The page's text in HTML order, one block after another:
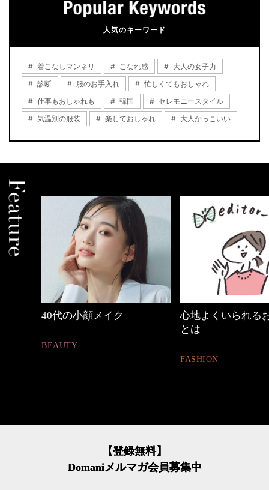
人気のキーワード
着こなしマンネリ こなれ感
大人の女子力
診断
服のお手入れ
忙しくてもおしゃれ
仕事もおしゃれも
韓国
セレモニースタイル
気温別の服装
楽しておしゃれ 大人かっこいい
40代の小顔メイク
BEAUTY
心地よくいられる
とは
FASHION
【登録無料】
Domaniメルマガ会員募集中